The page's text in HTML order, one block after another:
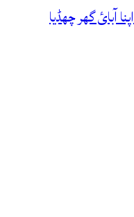
آبائ گھر چھڈیا